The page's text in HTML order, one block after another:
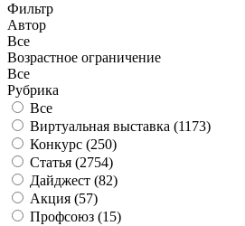
Фильтр
Автор
Все
Возрастное ограничение
Все
Рубрика
Все
Виртуальная выставка (1173)
Конкурс (250)
Статья (2754)
Дайджест (82)
Акция (57)
Профсоюз (15)